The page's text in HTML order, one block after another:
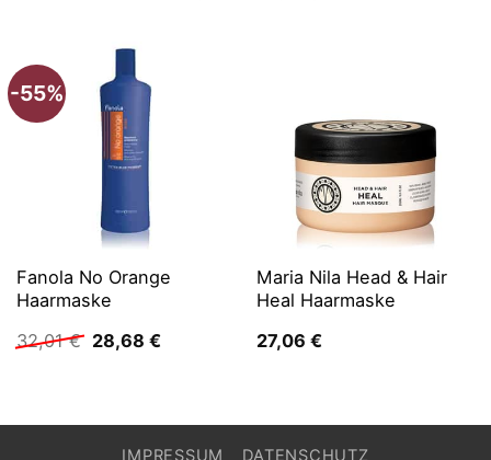
-55%
Fanola No Orange
Haarmaske
32,01€ Ursprünglicher
Preis
28,68 €Aktueller
Maria Nila Head & Hair
Heal Haarmaske
27,06 €
IMPRESSUM DATENSCHUTZ